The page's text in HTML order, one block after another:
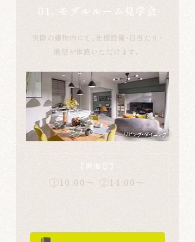
01. モデルルーム見学会
実際の建物内にて、仕様設備・日当たり・
眺望が体感いただけます。
リビング・ダイニング
【開催日】
①10:00～ ②14:00～